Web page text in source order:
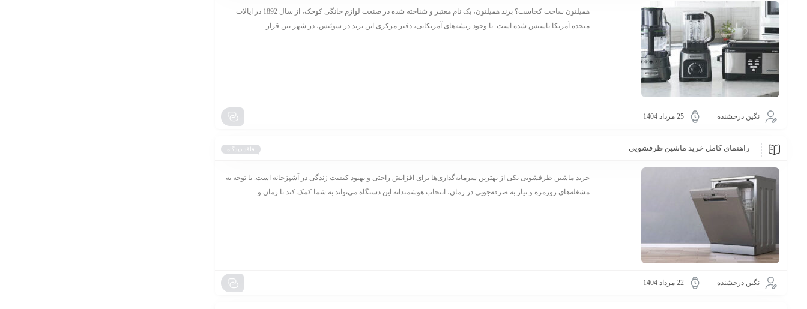
همیلتون ساخت کجاست؟ برند همیلتون، یک نام معتبر و شناخته شده در صنعت لوازم خانگی کوچک، از سال 1892 در ایالات
متحده آمریکا تاسیس شده است. با وجود ریشه‌های آمریکایی، دفتر مرکزی این برند در سوئیس، در شهر بین قرار ...
نگین درخشنده 25 مرداد 1404
فاقد دیدگاه راهنمای کامل خرید ماشین ظرفشویی
خرید ماشین ظرفشویی یکی از بهترین سرمایه‌گذاری‌ها برای افزایش راحتی و بهبود کیفیت زندگی در آشپزخانه است. با توجه به
مشغله‌های روزمره و نیاز به صرفه‌جویی در زمان، انتخاب هوشمندانه این دستگاه می‌تواند به شما کمک کند تا زمان و ...
نگین درخشنده 22 مرداد 1404